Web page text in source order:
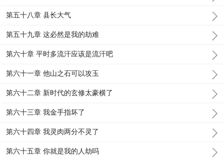
第五十八章 县长大气
第五十九章 这必然是我的劫难
第六十章 平时多流汗应该是流汗吧
第六十一章 他山之石可以攻玉
第六十二章 新时代的玄修太豪横了
第六十三章 我金手指坏了
第六十四章 我灵肉两分不灵了
第六十五章 你就是我的人劫吗